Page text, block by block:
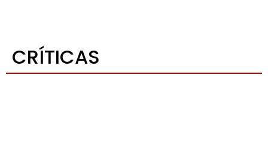
CRÍTICAS